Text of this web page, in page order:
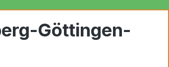
Göttingen-